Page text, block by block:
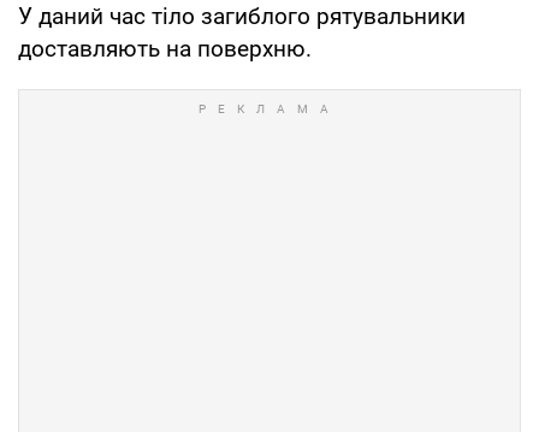
У даний час тіло загиблого рятувальники
доставляють на поверхню.